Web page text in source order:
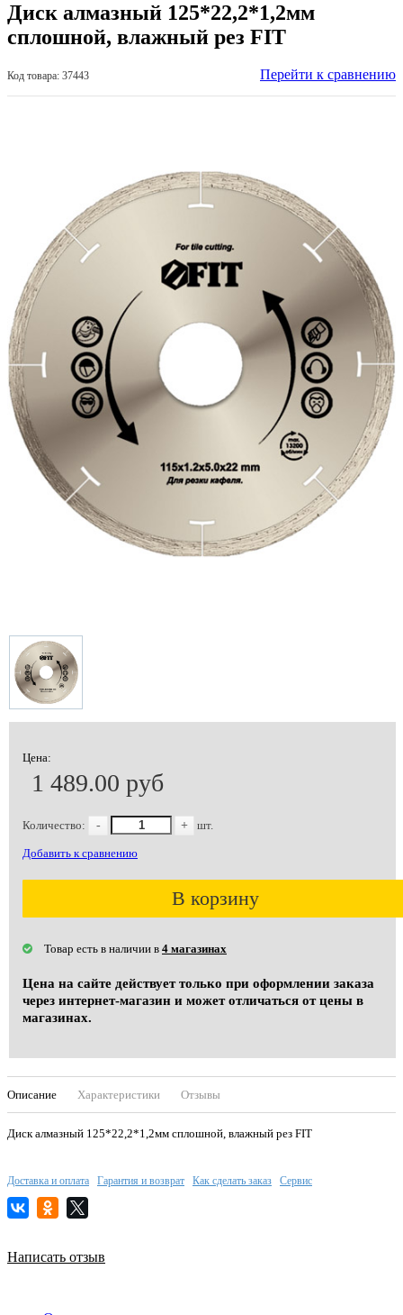
Диск алмазный 125*22,2*1,2мм
сплошной, влажный рез FIT
Код товара: 37443 Перейти к сравнению
Цена:
1 489.00 руб
Количество: - + шт.
Добавить к сравнению
В корзину
Товар есть в наличии в 4 магазинах
Цена на сайте действует только при оформлении заказа
через интернет-магазин и может отличаться от цены в
магазинах.
Описание Характеристики Отзывы
Диск алмазный 125*22,2*1,2мм сплошной, влажный рез FIT
Доставка и оплата Гарантия и возврат Как сделать заказ Сервис
Написать отзыв